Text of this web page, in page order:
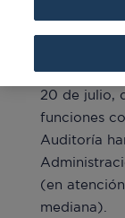
Conforme a
20 de julio,
funciones
Auditoría
(en
mediana).